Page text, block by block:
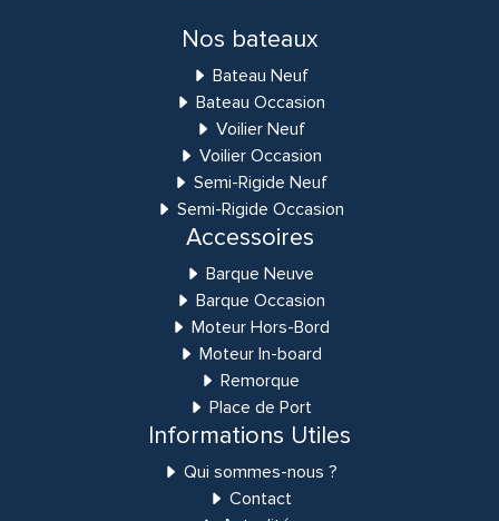
Nos bateaux
Bateau Neuf
Bateau Occasion
Voilier Neuf
Voilier Occasion
Semi-Rigide Neuf
Semi-Rigide Occasion
Accessoires
Barque Neuve
Barque Occasion
Moteur Hors-Bord
Moteur In-board
Remorque
Place de Port
Informations Utiles
Qui sommes-nous ?
Contact